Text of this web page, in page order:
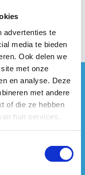
advertenties te
media te bieden
Ook delen we
met onze
en analyse. Deze
met andere
of die ze hebben
hun services.